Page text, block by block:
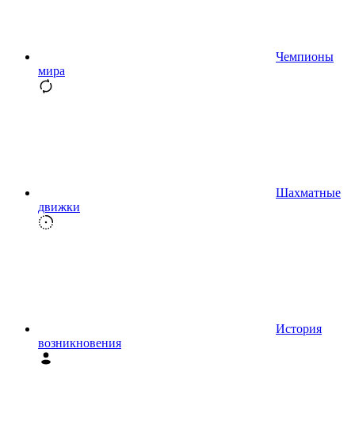
Чемпионы
мира
Шахматные
движки
История
возникновения